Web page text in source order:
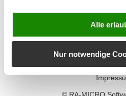
Alle
Nur notwendige